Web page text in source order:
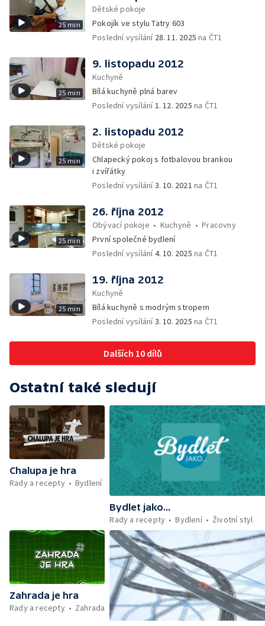
25 min
Dětské pokoje
Pokojík ve stylu Tatry 603
Poslední vysílání 28. 11. 2025 na ČT1
25 min
9. listopadu 2012
Kuchyně
Bílá kuchyně plná barev
Poslední vysílání1. 12. 2025 na ČT1
25 min
2. listopadu 2012
Dětské pokoje
Chlapecký pokoj s fotbalovou brankou
i zvířátky
Poslední vysílání3. 10. 2021 na ČT1
25 min
26. října 2012
Obývací pokoje • Kuchyně •Pracovny
První společné bydlení
Poslední vysílání4. 10. 2025 na ČT1
25 min
19. října 2012
Kuchyně
Bílá kuchyně s modrým stropem
Poslední vysílání3. 10. 2025 na ČT1
Dalších 10 dílů
Ostatní také sledují
Chalupa je hra
Rady a recepty
Bydlení
Bydlet jako...
Rady a recepty
Bydlení Životní styl
Zahrada je hra
Rady a recepty
Zahrada